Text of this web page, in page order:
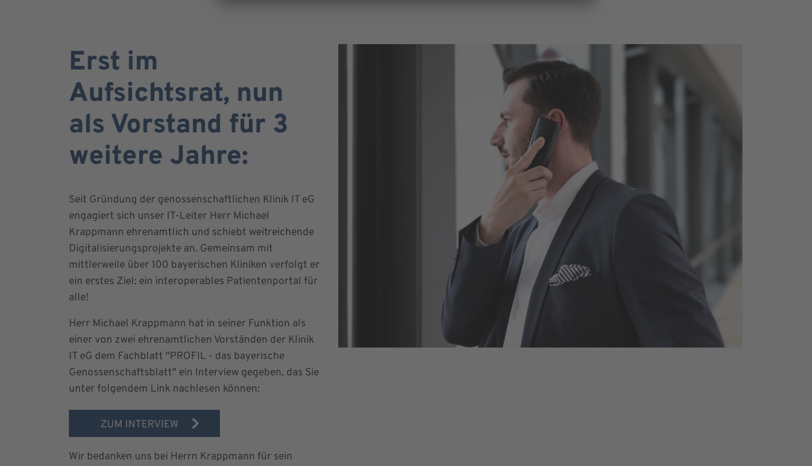
Erst im
Aufsichtsrat, nun
als Vorstand für 3
weitere Jahre:
Seit Gründung der genossenschaftlichen Klinik IT eG
engagiert sich unser IT-Leiter Herr Michael
Krappmann ehrenamtlich und schiebt weitreichende
Digitalisierungsprojekte an. Gemeinsam mit
mittlerweile über 100 bayerischen Kliniken verfolgt er
ein erstes Ziel: ein interoperables Patientenportal für
alle!
Herr Michael Krappmann hat in seiner Funktion als
einer von zwei ehrenamtlichen Vorständen der Klinik
IT eG dem Fachblatt "PROFIL - das bayerische
Genossenschaftsblatt" ein Interview gegeben, das Sie
unter folgendem Link nachlesen können:
ZUM INTERVIEW
Wir bedanken uns bei Herrn Krappmann für sein